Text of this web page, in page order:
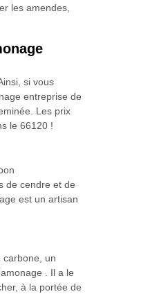
les amendes,
si vous
entreprise de
Les prix
le 66120 !
de cendre et de
est un artisan
carbone, un
. Il a le
à la portée de